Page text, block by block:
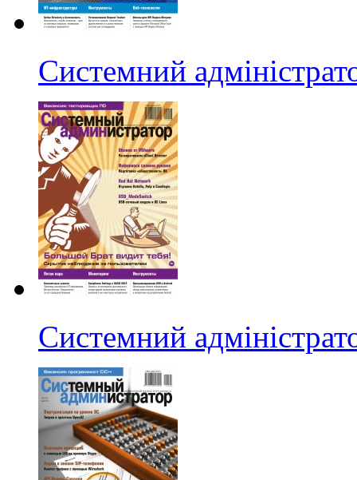
Системний
Системний